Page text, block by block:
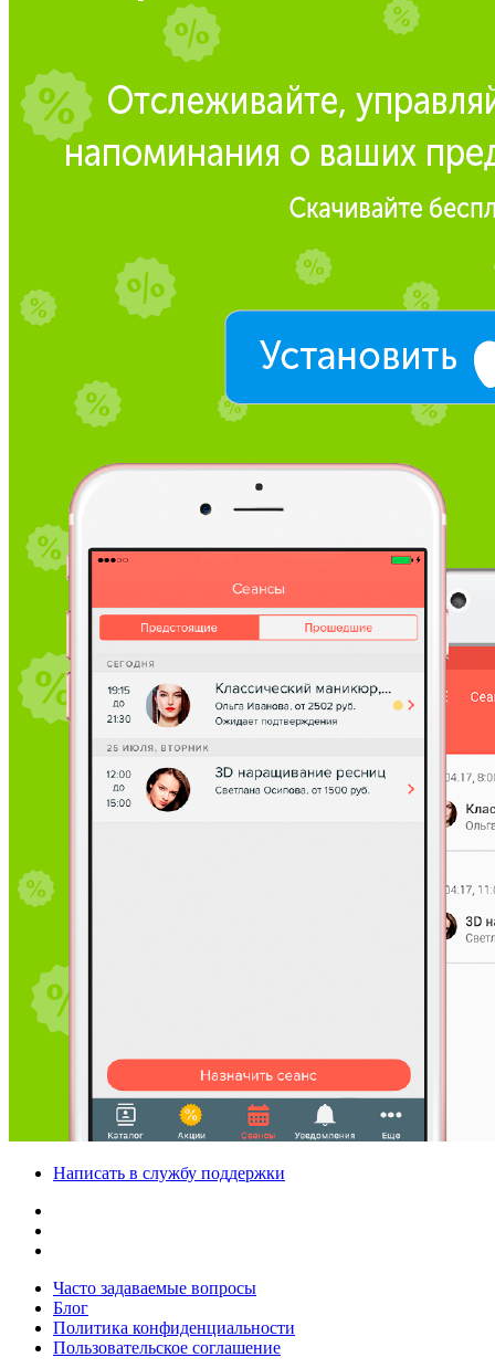
Написать в службу поддержки
Часто задаваемые вопросы
Блог
Политика конфиденциальности
Пользовательское соглашение